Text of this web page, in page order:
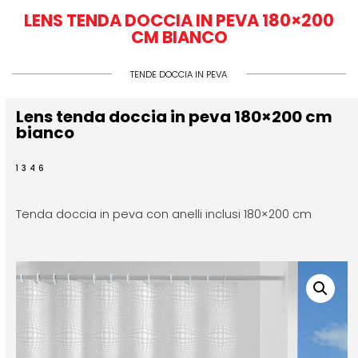
LENS TENDA DOCCIA IN PEVA 180×200
CM BIANCO
TENDE DOCCIA IN PEVA
Lens tenda doccia in peva 180×200 cm
bianco
1346
Tenda doccia in peva con anelli inclusi 180×200 cm